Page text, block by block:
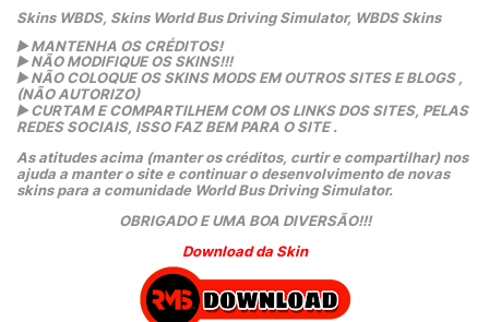
Skins WBDS, Skins World Bus Driving Simulator, WBDS Skins
▶️ MANTENHA OS CRÉDITOS!
▶️ NÃO MODIFIQUE OS SKINS!!!
▶️ NÃO COLOQUE OS SKINS MODS EM OUTROS SITES E BLOGS ,
(NÃO AUTORIZO)
▶️ CURTAM E COMPARTILHEM COM OS LINKS DOS SITES, PELAS
REDES SOCIAIS, ISSO FAZ BEM PARA O SITE .
As atitudes acima (manter os créditos, curtir e compartilhar) nos
ajuda a manter o site e continuar o desenvolvimento de novas
skins para a comunidade World Bus Driving Simulator.
OBRIGADO E UMA BOA DIVERSÃO!!!
Download da Skin